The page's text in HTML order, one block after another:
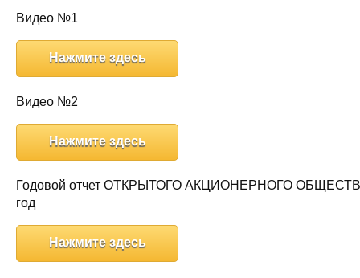
Видео №1
Нажмите здесь
Видео №2
Нажмите здесь
Годовой отчет ОТКРЫТОГО АКЦИОНЕРНОГО
год
Нажмите здесь